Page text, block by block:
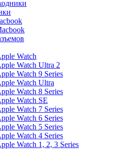
Watch
Watch Ultra 2
Watch 9 Series
Watch Ultra
Watch 8 Series
Watch SE
Watch 7 Series
Watch 6 Series
Watch 5 Series
Watch 4 Series
Watch 1, 2, 3 Series